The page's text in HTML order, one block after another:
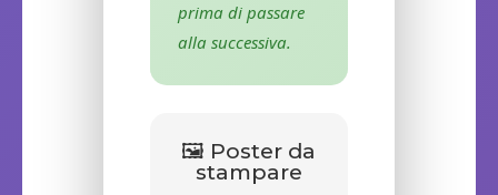
prima di passare
alla successiva.
🖼️ Poster da
stampare